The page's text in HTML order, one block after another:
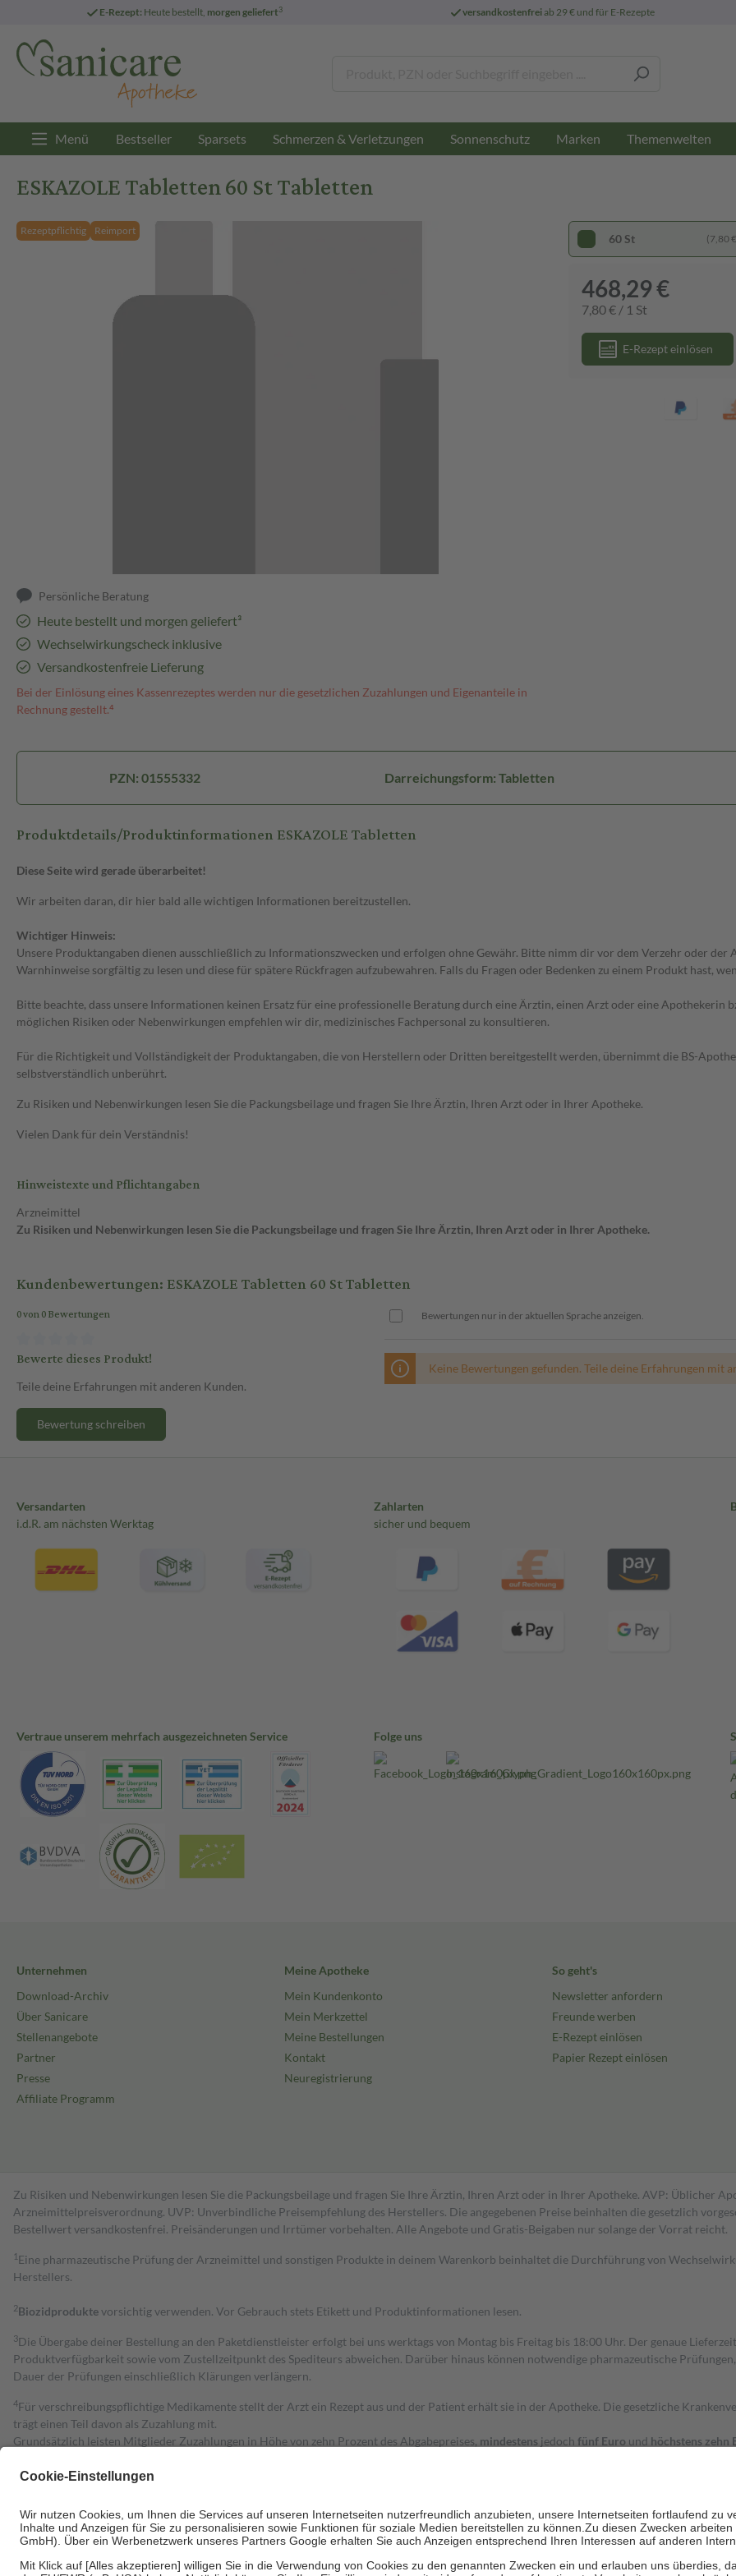
E-Rezept: Heute bestellt, morgen geliefert3 versandkostenfreiab 29 € und für E-Rezepte
Menü Bestseller Sparsets Schmerzen & Verletzungen Sonnenschutz Marken Themenwelten
ESKAZOLE Tabletten 60 St Tabletten
Rezeptpflichtig Reimport
Persönliche Beratung
Heute bestellt und morgen geliefert³
Wechselwirkungscheck inklusive
Versandkostenfreie Lieferung
Bei der Einlösung eines Kassenrezeptes werden nur die gesetzlichen Zuzahlungen und Eigenanteile in
Rechnung gestellt.⁴
60 St (7,80
468,29 €
7,80 € / 1 St
E-Rezept einlösen
PZN: 01555332 Darreichungsform: Tabletten
Produktdetails/Produktinformationen ESKAZOLE Tabletten
Diese Seite wird gerade überarbeitet!
Wir arbeiten daran, dir hier bald alle wichtigen Informationen bereitzustellen.
Wichtiger Hinweis:
Unsere Produktangaben dienen ausschließlich zu Informationszwecken und erfolgen ohne Gewähr. Bitte nimm dir vor dem Verzehr oder
Warnhinweise sorgfältig zu lesen und diese für spätere Rückfragen aufzubewahren. Falls du Fragen oder Bedenken zu einem Produkt hast,
Bitte beachte, dass unsere Informationen keinen Ersatz für eine professionelle Beratung durch eine Ärztin, einen Arzt oder eine Apothekerin
möglichen Risiken oder Nebenwirkungen empfehlen wir dir, medizinisches Fachpersonal zu konsultieren.
Für die Richtigkeit und Vollständigkeit der Produktangaben, die von Herstellern oder Dritten bereitgestellt werden, übernimmt die BS-
selbstverständlich unberührt.
Zu Risiken und Nebenwirkungen lesen Sie die Packungsbeilage und fragen Sie Ihre Ärztin, Ihren Arzt oder in Ihrer Apotheke.
Vielen Dank für dein Verständnis!
Hinweistexte und Pflichtangaben
Arzneimittel
Zu Risiken und Nebenwirkungen lesen Sie die Packungsbeilage und fragen Sie Ihre Ärztin, Ihren Arzt oder in Ihrer Apotheke.
Kundenbewertungen: ESKAZOLE Tabletten 60 St Tabletten
0 von 0 Bewertungen
Bewerte dieses Produkt!
Teile deine Erfahrungen mit anderen Kunden.
Bewertung schreiben
Bewertungen nur in der aktuellen Sprache anzeigen.
Keine Bewertungen gefunden. Teile deine Erfahrungen mit
Versandarten
i.d.R. am nächsten Werktag
Zahlarten
sicher und bequem
Vertraue unserem mehrfach ausgezeichneten Service Folge uns
Unternehmen
Download-Archiv
Über Sanicare
Stellenangebote
Partner
Presse
Affiliate Programm
Meine Apotheke
Mein Kundenkonto
Mein Merkzettel
Meine Bestellungen
Kontakt
Neuregistrierung
So geht's
Newsletter anfordern
Freunde werben
E-Rezept einlösen
Papier Rezept einlösen
Zu Risiken und Nebenwirkungen lesen Sie die Packungsbeilage und fragen Sie Ihre Ärztin, Ihren Arzt oder in Ihrer Apotheke. AVP: Üblicher
Arzneimittelpreisverordnung. UVP: Unverbindliche Preisempfehlung des Herstellers. Die angegebenen Preise beinhalten die gesetzlich
Bestell­wert versand­kosten­frei. Preisänderungen und Irrtümer vorbehalten. Alle Angebote und Gratis-Beigaben nur solange der Vorrat reicht.
1 Eine pharmazeutische Prüfung der Arzneimittel und sonstigen Produkte in deinem Warenkorb beinhaltet die Durchführung von
Herstellers.
2Biozidproduktevorsichtig verwenden. Vor Gebrauch stets Etikett und Produktinformationen lesen.
3Die Übergabe deiner Bestellung an den Paketdienstleister erfolgt bei uns werktags von Montag bis Freitag bis 18:00 Uhr. Der genaue
Produktverfügbarkeit sowie vom Zustellzeitpunkt des Spediteurs abweichen. Darüber hinaus können notwendige pharmazeutische
Dauer der Prüfungen einschließlich Klärungen verlängern.
4Für verschreibungspflichtige Medikamente stellt der Arzt ein Rezept aus und der Patient erhält sie in der Apotheke. Die gesetzliche
trägt einen Teil davon als Zuzahlung mit.
Grundsätzlich leisten Mitglieder Zuzahlungen in Höhe von zehn Prozent des Abgabepreises, mindestens jedoch fünf Euro und höchstens zehn
Diese Regeln gelten grundsätzlich auch für Online-Apotheken.
Um das Engagement der Versicherten für ihre eigene Gesundheit zu stärken und die besondere Stellung der Familie zu unterstützen, fallen
• Kindern und Jugendlichen bis zum vollendeten 18. Lebensjahr mit Ausnahme der Fahrkosten
• Untersuchungen zur Vorsorge und Früherkennung, die von der GKV getragen werden
• empfohlenen Schutzimpfungen